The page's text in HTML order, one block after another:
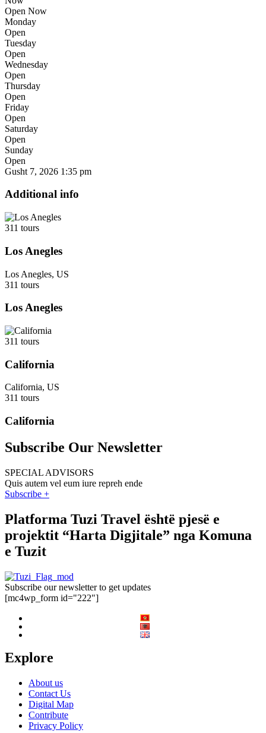
Open Now
Monday
Open
Tuesday
Open
Wednesday
Open
Thursday
Open
Friday
Open
Saturday
Open
Sunday
Open
Gusht 7, 2026 1:35 pm
Additional info
311 tours
Los Anegles
Los Anegles, US
311 tours
Los Anegles
311 tours
California
California, US
311 tours
California
Subscribe Our Newsletter
SPECIAL ADVISORS
Quis autem vel eum iure repreh ende
Subscribe +
Platforma Tuzi Travel është pjesë e
projektit “Harta Digjitale” nga Komuna
e Tuzit
Subscribe our newsletter to get updates
[mc4wp_form id="222"]
Explore
About us
Contact Us
Digital Map
Contribute
Privacy Policy